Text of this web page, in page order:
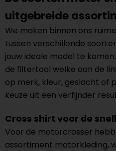
uitgebreide
We maken binnen ons
tussen verschillende
jouw ideale model te
de filtertool welke aan de
op merk, kleur, geslacht of
keuze uit een verfijnder
Cross shirt voor de
Voor de motorcrosser
assortiment motorkleding,